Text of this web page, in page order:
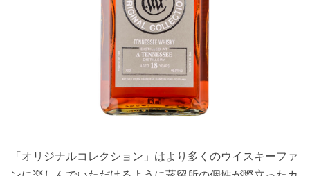
「オリジナルコレクション」はより多くのウイスキーファ